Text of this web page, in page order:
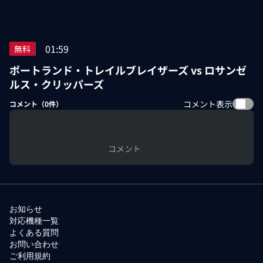
無料 01:59
ポートランド・トレイルブレイザーズ vs ロサンゼ
ルス・クリッパーズ
コメント（0件） コメント表示
コメント
お知らせ
対応機種一覧
よくある質問
お問い合わせ
ご利用規約